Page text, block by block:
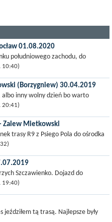
01.08.2020
południowego zachodu, do
Było to nasze drugie podejście w
samego...
10:40)
(Borzygniew) 30.04.2019
inny wolny dzień bo warto
i później wrócić również na
20:41)
Zalew Mietkowski
trasy R9 z Psiego Pola do ośrodka
Zalewie Mietkowskim. Ogólnie
Szczawienko. Dojazd do
Głównego we Wrocławiu.
się na...
19:40)
tą trasą. Najlepsze były